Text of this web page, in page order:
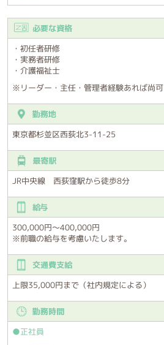
必要な資格
・初任者研修
・実務者研修
・介護福祉士
※リーダー・主任・管理者経験あれば尚可
勤務地
東京都杉並区西荻北3-11-25
最寄駅
JR中央線 西荻窪駅から徒歩8分
給与
300,000円～400,000円
※前職の給与を考慮いたします。
交通費支給
上限35,000円まで（社内規定による）
勤務時間
●正社員